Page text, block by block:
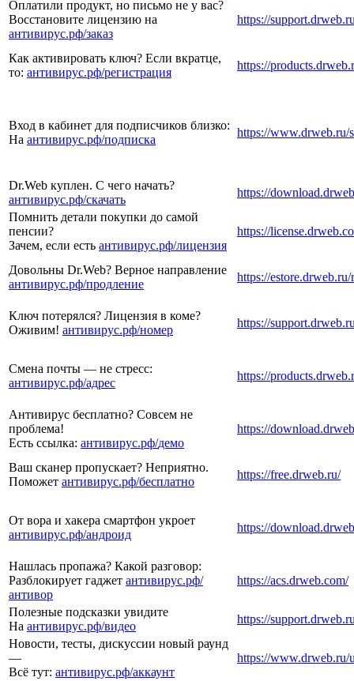
Оплатили продукт, но письмо не у вас?
Восстановите лицензию на
антивирус.рф/заказ
https://
Как активировать ключ? Если вкратце,
то: антивирус.рф/регистрация
https://
Вход в кабинет для подписчиков близко:
На антивирус.рф/подписка
https://www.drweb.ru/
Dr.Web куплен. С чего начать?
антивирус.рф/скачать
https://
Помнить детали покупки до самой
пенсии?
Зачем, если есть антивирус.рф/лицензия
https://
Довольны Dr.Web? Верное направление
антивирус.рф/продление
https://
Ключ потерялся? Лицензия в коме?
Оживим! антивирус.рф/номер
https://
Смена почты — не стресс:
антивирус.рф/адрес
https://
Антивирус бесплатно? Совсем не
проблема!
Есть ссылка: антивирус.рф/демо
https://
Ваш сканер пропускает? Неприятно.
Поможет антивирус.рф/бесплатно
https://free.drweb.ru/
От вора и хакера смартфон укроет
антивирус.рф/андроид
https://
Нашлась пропажа? Какой разговор:
Разблокирует гаджет антивирус.рф/
антивор
https://acs.drweb.com/
Полезные подсказки увидите
На антивирус.рф/видео
https://
Новости, тесты, дискуссии новый раунд
—
Всё тут: антивирус.рф/аккаунт
https://www.drweb.ru/